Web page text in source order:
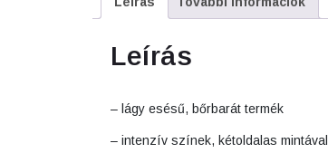
Leírás
– lágy esésű, bőrbarát termék
– intenzív színek, kétoldalas mintával